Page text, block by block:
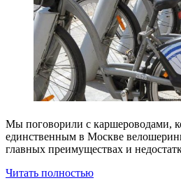
Мы поговорили с каршероводами,
единственным в Москве
главных преимуществах и
Читать полностью